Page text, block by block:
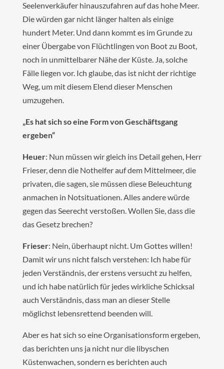
Seelenverkäufer hinauszufahren auf das hohe Meer.
Die würden gar nicht länger halten als einige
hundert Meter. Und dann kommt es im Grunde zu
einer Übergabe von Flüchtlingen von Boot zu Boot,
noch in unmittelbarer Nähe der Küste. Ja, solche
Fälle liegen vor. Ich glaube, das ist nicht der richtige
Weg, um mit diesem Elend dieser Menschen
umzugehen.
„Es hat sich so eine Form von Geschäftsgang
ergeben“
Heuer: Nun müssen wir gleich ins Detail gehen, Herr
Frieser, denn die Nothelfer auf dem Mittelmeer, die
privaten, die sagen, sie müssen diese Beleuchtung
anmachen in Notsituationen. Alles andere würde
gegen das Seerecht verstoßen. Wollen Sie, dass die
das Gesetz brechen?
Frieser: Nein, überhaupt nicht. Um Gottes willen!
Damit wir uns nicht falsch verstehen: Ich habe für
jeden Verständnis, der erstens versucht zu helfen,
und ich habe natürlich für jedes wirkliche Schicksal
auch Verständnis, dass man an dieser Stelle
möglichst lebensrettend beenden will.
Aber es hat sich so eine Organisationsform ergeben,
das berichten uns ja nicht nur die libyschen
Küstenwachen, sondern es berichten auch